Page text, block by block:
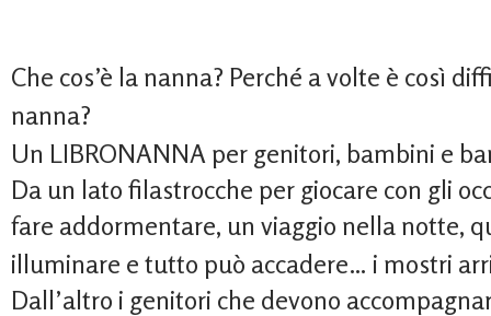
Che cos’è la nanna? Perché a volte è così
nanna?
Un LIBRONANNA per genitori, bambini e
Da un lato filastrocche per giocare con gli
fare addormentare, un viaggio nella notte,
illuminare e tutto può accadere… i mostri
Dall’altro i genitori che devono